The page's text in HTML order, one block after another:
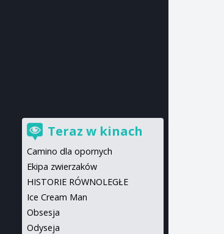
Teraz w kinach
Camino dla opornych
Ekipa zwierzaków
HISTORIE RÓWNOLEGŁE
Ice Cream Man
Obsesja
Odyseja